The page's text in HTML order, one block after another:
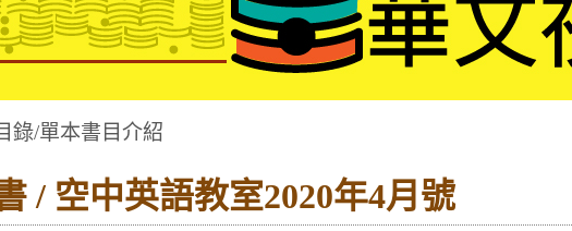
錄/單本書目介紹
/ 空中英語教室2020年4月號